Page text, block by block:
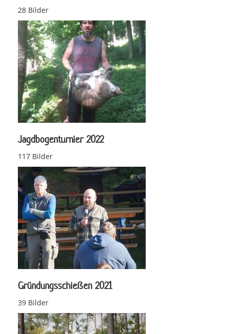
28 Bilder
Jagdbogenturnier 2022
117 Bilder
Gründungsschießen 2021
39 Bilder